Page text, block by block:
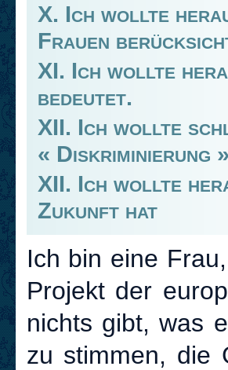
X. Ich wollte
Frauen
XI. Ich wollte
bedeutet.
XII. Ich wollte
« Diskriminierung
XII. Ich wollte
Zukunft hat
Ich bin eine
Projekt der
nichts gibt, was
zu stimmen, die